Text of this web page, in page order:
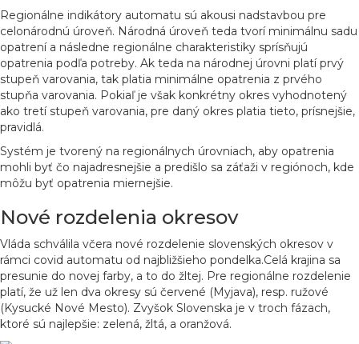
Regionálne indikátory automatu sú akousi nadstavbou pre
celonárodnú úroveň. Národná úroveň teda tvorí minimálnu sadu
opatrení a následne regionálne charakteristiky sprísňujú
opatrenia podľa potreby. Ak teda na národnej úrovni platí prvý
stupeň varovania, tak platia minimálne opatrenia z prvého
stupňa varovania. Pokiaľ je však konkrétny okres vyhodnotený
ako tretí stupeň varovania, pre daný okres platia tieto, prísnejšie,
pravidlá.
Systém je tvorený na regionálnych úrovniach, aby opatrenia
mohli byť čo najadresnejšie a predišlo sa záťaži v regiónoch, kde
môžu byť opatrenia miernejšie.
Nové rozdelenia okresov
Vláda schválila včera nové rozdelenie slovenských okresov v
rámci covid automatu od najbližšieho pondelka.Celá krajina sa
presunie do novej farby, a to do žltej. Pre regionálne rozdelenie
platí, že už len dva okresy sú červené (Myjava), resp. ružové
(Kysucké Nové Mesto). Zvyšok Slovenska je v troch fázach,
ktoré sú najlepšie: zelená, žltá, a oranžová.